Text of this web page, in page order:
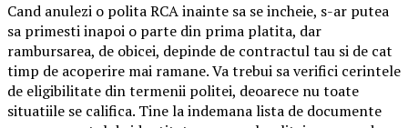
Cand anulezi o polita RCA inainte sa se incheie, s-ar putea
sa primesti inapoi o parte din prima platita, dar
rambursarea, de obicei, depinde de contractul tau si de cat
timp de acoperire mai ramane. Va trebui sa verifici cerintele
de eligibilitate din termenii politei, deoarece nu toate
situatiile se califica. Tine la indemana lista de documente